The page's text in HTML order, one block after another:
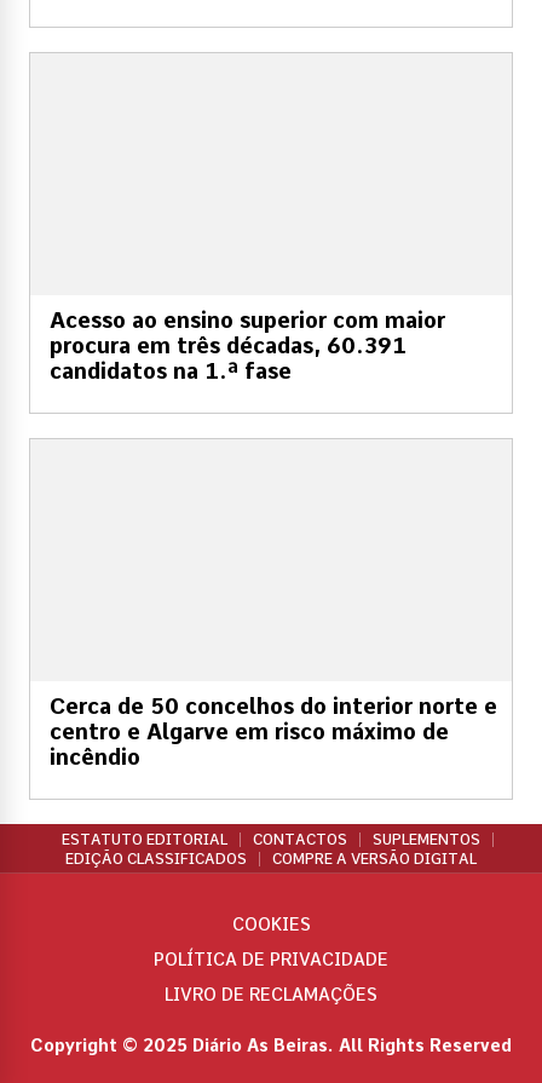
Acesso ao ensino superior com maior
procura em três décadas, 60.391
candidatos na 1.ª fase
Cerca de 50 concelhos do interior norte e
centro e Algarve em risco máximo de
incêndio
ESTATUTO EDITORIAL CONTACTOS
SUPLEMENTOS
EDIÇÃO CLASSIFICADOS
COMPRE A VERSÃO DIGITAL
Copyright © 2025 Diário As Beiras. All Rights Reserved
COOKIES
POLÍTICA DE PRIVACIDADE
LIVRO DE RECLAMAÇÕES